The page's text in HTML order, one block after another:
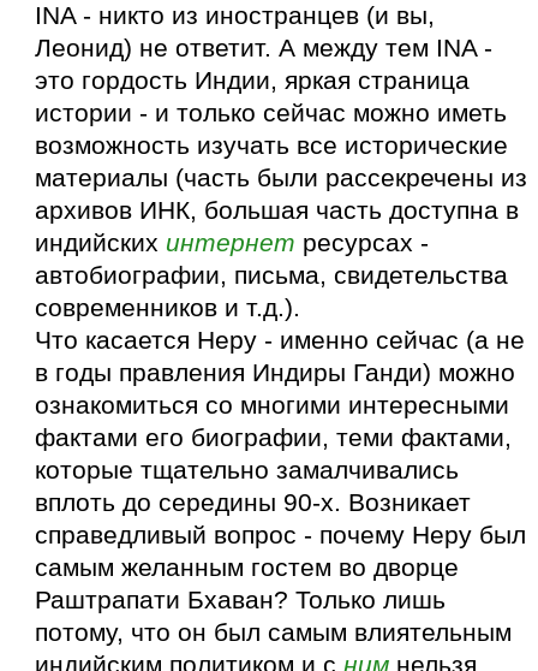
INA - никто из иностранцев (и вы,
Леонид) не ответит. А между тем INA -
это гордость Индии, яркая страница
истории - и только сейчас можно иметь
возможность изучать все исторические
материалы (часть были рассекречены из
архивов ИНК, большая часть доступна в
индийских интернет ресурсах -
автобиографии, письма, свидетельства
современников и т.д.).
Что касается Неру - именно сейчас (а не
в годы правления Индиры Ганди) можно
ознакомиться со многими интересными
фактами его биографии, теми фактами,
которые тщательно замалчивались
вплоть до середины 90-х. Возникает
справедливый вопрос - почему Неру был
самым желанным гостем во дворце
Раштрапати Бхаван? Только лишь
потому, что он был самым влиятельным